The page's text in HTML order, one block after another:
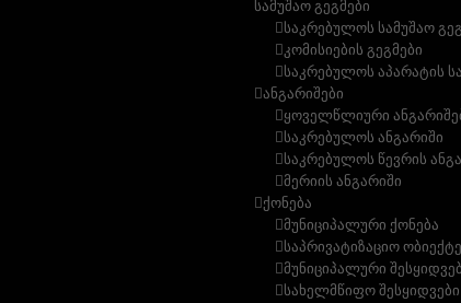
სამუშაო გეგმები
საკრებულოს სამუშაო
კომისიების გეგმები
საკრებულოს აპარატის
ანგარიშები
ყოველწლიური
საკრებულოს ანგარიში
საკრებულოს წევრის
მერიის ანგარიში
ქონება
მუნიციპალური ქონება
საპრივატიზაციო
მუნიციპალური
სახელმწიფო შესყიდვები